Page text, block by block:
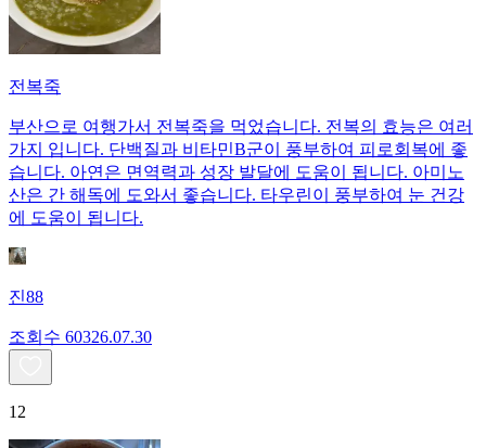
전복죽
부산으로 여행가서 전복죽을 먹었습니다. 전복의 효능은 여러
가지 입니다. 단백질과 비타민B군이 풍부하여 피로회복에 좋
습니다. 아연은 면역력과 성장 발달에 도움이 됩니다. 아미노
산은 간 해독에 도와서 좋습니다. 타우린이 풍부하여 눈 건강
에 도움이 됩니다.
진88
조회수 60326.07.30
12